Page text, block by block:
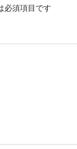
必須項目です